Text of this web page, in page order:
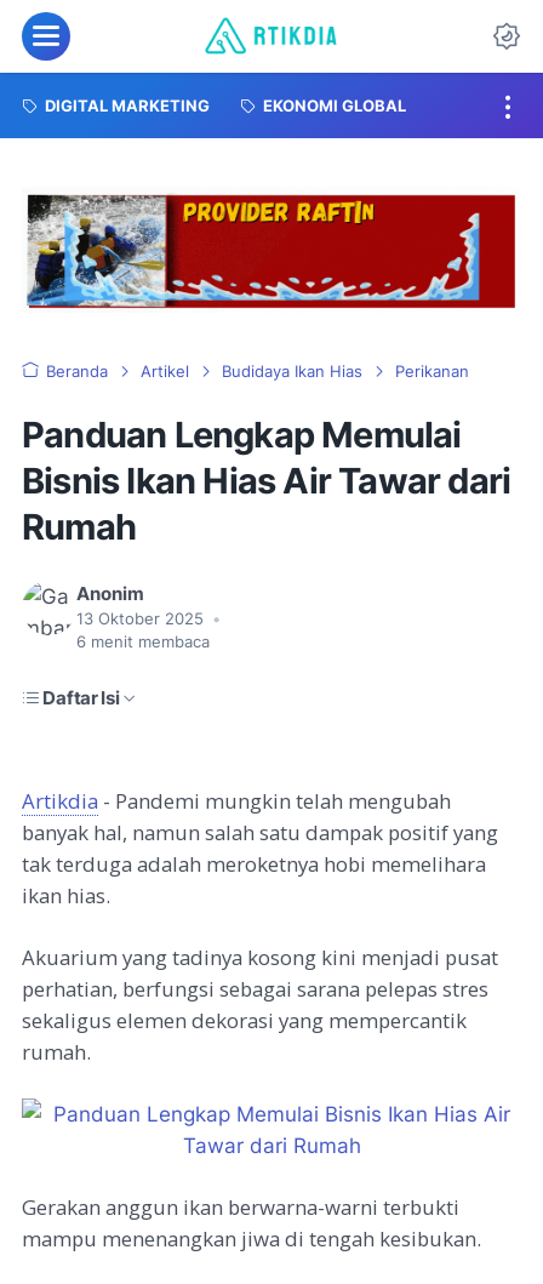
DIGITAL MARKETING EKONOMI GLOBAL
Beranda Artikel Budidaya Ikan Hias Perikanan
Panduan Lengkap Memulai
Bisnis Ikan Hias Air Tawar dari
Rumah
Anonim
13 Oktober 2025
•
6 menit membaca
Daftar Isi
Artikdia - Pandemi mungkin telah mengubah
banyak hal, namun salah satu dampak positif yang
tak terduga adalah meroketnya hobi memelihara
ikan hias.
Akuarium yang tadinya kosong kini menjadi pusat
perhatian, berfungsi sebagai sarana pelepas stres
sekaligus elemen dekorasi yang mempercantik
rumah.
Gerakan anggun ikan berwarna-warni terbukti
mampu menenangkan jiwa di tengah kesibukan.